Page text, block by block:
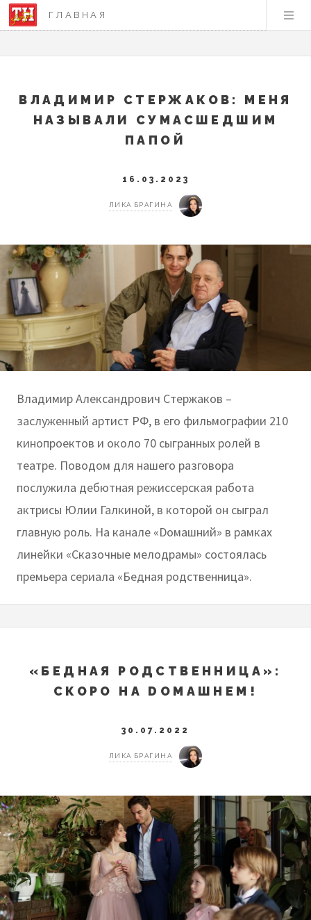
ГЛАВНАЯ
ВЛАДИМИР СТЕРЖАКОВ: МЕНЯ
НАЗЫВАЛИ СУМАСШЕДШИМ
ПАПОЙ
16.03.2023
ЛИКА БРАГИНА
Владимир Александрович Стержаков –
заслуженный артист РФ, в его фильмографии 210
кинопроектов и около 70 сыгранных ролей в
театре. Поводом для нашего разговора
послужила дебютная режиссерская работа
актрисы Юлии Галкиной, в которой он сыграл
главную роль. На канале «Dомашний» в рамках
линейки «Сказочные мелодрамы» состоялась
премьера сериала «Бедная родственница».
«БЕДНАЯ РОДСТВЕННИЦА»:
СКОРО НА DОМАШНЕМ!
30.07.2022
ЛИКА БРАГИНА